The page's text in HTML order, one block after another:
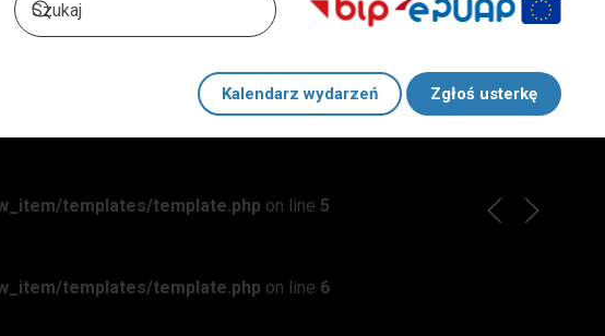
Kalendarz wydarzeń Zgłoś usterkę
templates/template.php on line 5
templates/template.php on line 6